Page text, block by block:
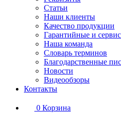
Статьи
Наши клиенты
Качество продукции
Гарантийные и
Наша команда
Словарь терминов
Благодарственные
Новости
Видеообзоры
Контакты
0 Корзина